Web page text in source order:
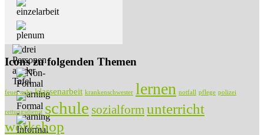
Icons zu folgenden Themen
feuerwehr klassenarbeit krankenschwester lernen notfall pflege polizei
rettungsdienst schule sozialformunterricht
workshop